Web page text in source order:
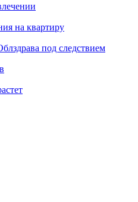
на квартиру
под следствием